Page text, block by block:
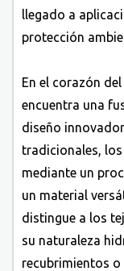
llegado a
protección
En el corazón
encuentra una
diseño
tradicionales,
mediante un
un material
distingue a los
su naturaleza
recubrimientos